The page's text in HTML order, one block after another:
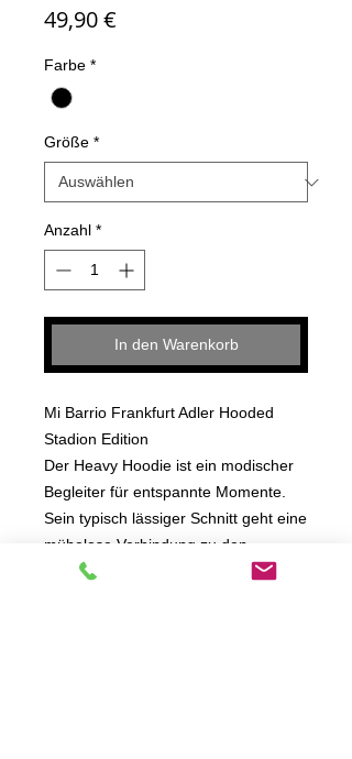
49,90 €
Farbe *
Größe *
Anzahl *
In den Warenkorb
Mi Barrio Frankfurt Adler Hooded
Stadion Edition
Der Heavy Hoodie ist ein modischer
Begleiter für entspannte Momente.
Sein typisch lässiger Schnitt geht eine
mühelose Verbindung zu den
charakteristischen Details wie der